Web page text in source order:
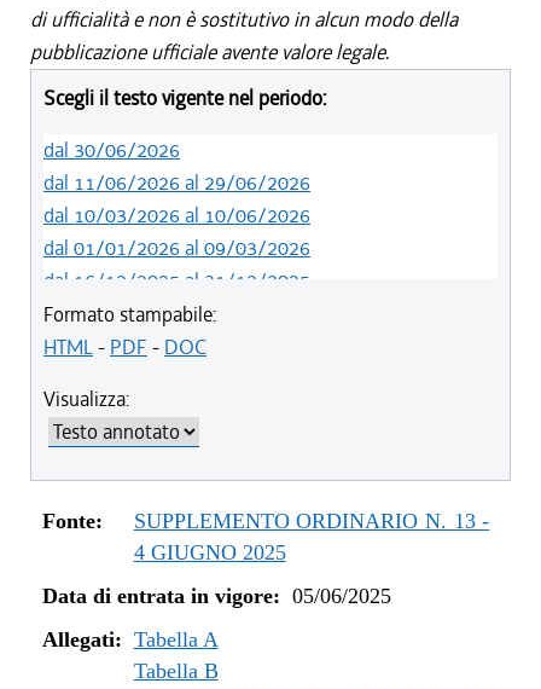
di ufficialità e non è sostitutivo in alcun modo della
pubblicazione ufficiale avente valore legale.
Scegli il testo vigente nel periodo:
dal 30/06/2026
dal 11/06/2026 al 29/06/2026
dal 10/03/2026 al 10/06/2026
dal 01/01/2026 al 09/03/2026
dal 16/12/2025 al 31/12/2025
dal 05/06/2025 al 15/12/2025
Formato stampabile:
HTML- PDF - DOC
Visualizza:
Fonte:
SUPPLEMENTO ORDINARIO N. 13 -
4 GIUGNO 2025
Data di entrata in vigore: 05/06/2025
Allegati: Tabella A
Tabella B